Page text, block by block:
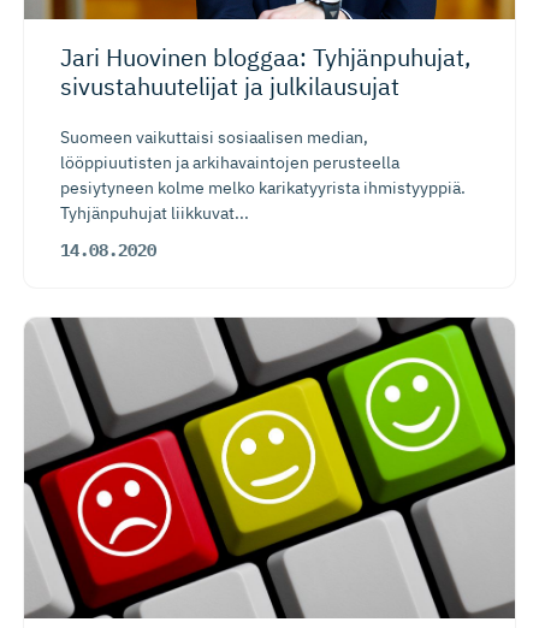
Jari Huovinen bloggaa: Tyhjänpuhujat,
sivustahuu­telijat ja julkilausujat
Suomeen vaikuttaisi sosiaalisen median,
lööppiuutisten ja arkihavaintojen perusteella
pesiytyneen kolme melko karikatyyrista ihmistyyppiä.
Tyhjänpuhujat liikkuvat...
14.08.2020